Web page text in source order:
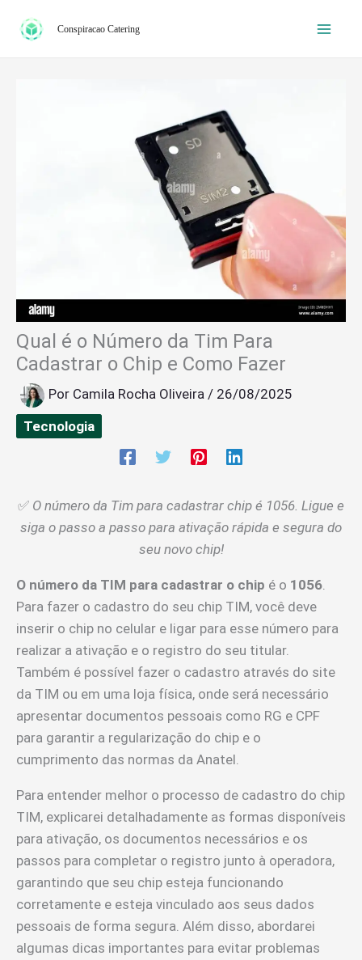
para
Conspiracao Catering
Qual é o Número da Tim Para
Cadastrar o Chip e Como Fazer
Por Camila Rocha Oliveira / 26/08/2025
Tecnologia
✅ O número da Tim para cadastrar chip é 1056. Ligue e
siga o passo a passo para ativação rápida e segura do
seu novo chip!
O número da TIM para cadastrar o chip é o 1056
Para fazer o cadastro do seu chip TIM, você deve
inserir o chip no celular e ligar para esse número para
realizar a ativação e o registro do seu titular.
Também é possível fazer o cadastro através do site
da TIM ou em uma loja física, onde será necessário
apresentar documentos pessoais como RG e CPF
para garantir a regularização do chip e o
cumprimento das normas da Anatel.
Para entender melhor o processo de cadastro do chip
TIM, explicarei detalhadamente as formas disponíveis
para ativação, os documentos necessários e os
passos para completar o registro junto à operadora,
garantindo que seu chip esteja funcionando
corretamente e esteja vinculado aos seus dados
pessoais de forma segura. Além disso, abordarei
algumas dicas importantes para evitar problemas